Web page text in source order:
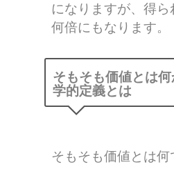
になりますが、得ら
何倍にもなります。
そもそも価値とは
学的定義とは
そもそも価値とは何